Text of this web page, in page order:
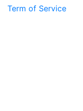
Term of Service